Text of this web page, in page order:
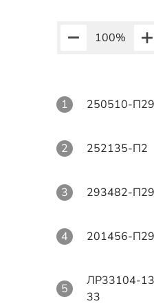
100%
1 250510-П29
2 252135-П2
3 293482-П29
4 201456-П29
5
ЛР33104-
33